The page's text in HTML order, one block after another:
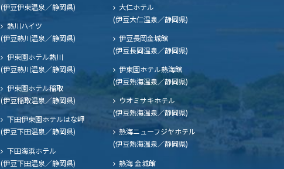
(伊豆伊東温泉／静岡県)
熱川ハイツ
(伊豆熱川温泉／静岡県)
伊東園ホテル熱川
(伊豆熱川温泉／静岡県)
伊東園ホテル稲取
(伊豆稲取温泉／静岡県)
下田伊東園ホテルはな岬
(伊豆下田温泉／静岡県)
下田海浜ホテル
(伊豆下田温泉／静岡県)
大仁ホテル
(伊豆大仁温泉／静岡県)
伊豆長岡金城館
(伊豆長岡温泉／静岡県)
伊東園ホテル熱海館
(伊豆熱海温泉／静岡県)
ウオミサキホテル
(伊豆熱海温泉／静岡県)
熱海ニューフジヤホテル
(伊豆熱海温泉／静岡県)
熱海 金城館